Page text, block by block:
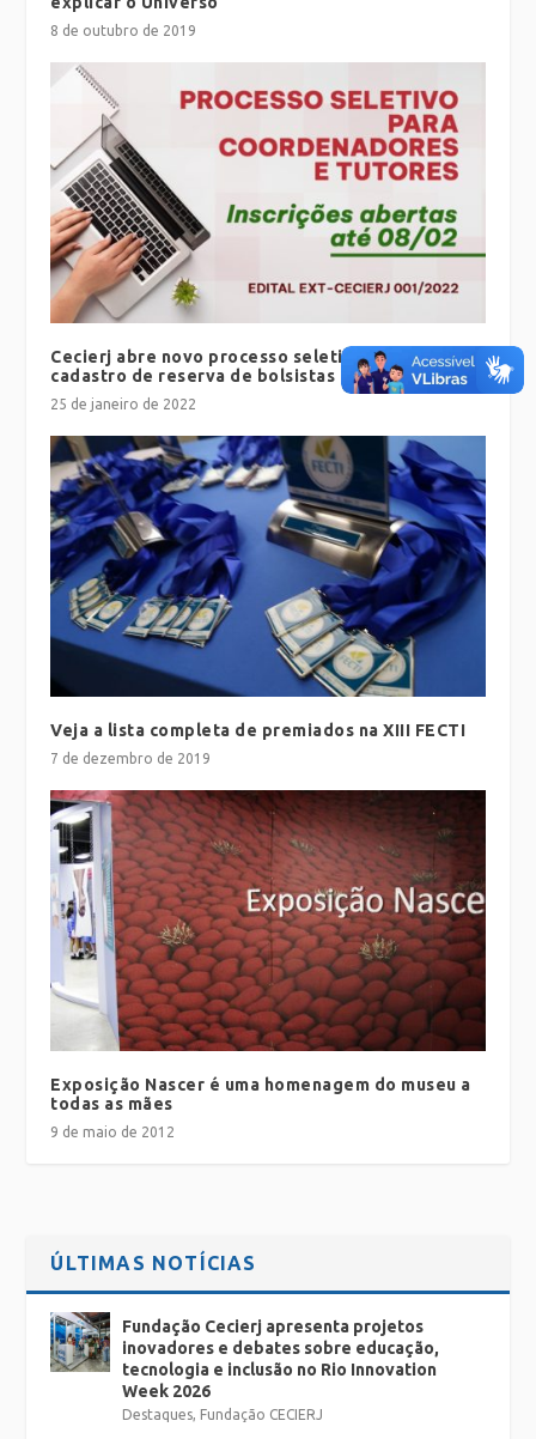
8 de outubro de 2019
Cecierj abre novo processo seletivo para
cadastro de reserva de bolsistas
25 de janeiro de 2022
Veja a lista completa de premiados na XIII FECTI
7 de dezembro de 2019
Exposição Nascer é uma homenagem do museu a
todas as mães
9 de maio de 2012
ÚLTIMAS NOTÍCIAS
Fundação Cecierj apresenta projetos
inovadores e debates sobre educação,
tecnologia e inclusão no Rio Innovation
Week 2026
Destaques, Fundação CECIERJ